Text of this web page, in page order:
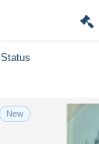
Status
New